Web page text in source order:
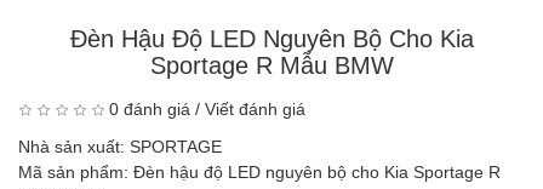
Đèn Hậu Độ LED Nguyên Bộ Cho Kia
Sportage R Mẫu BMW
0 đánh giá / Viết đánh giá
Nhà sản xuất: SPORTAGE
Mã sản phẩm: Đèn hậu độ LED nguyên bộ cho Kia Sportage R